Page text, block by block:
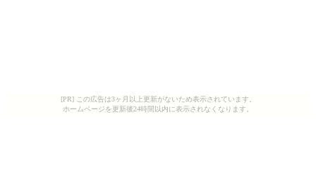
[PR] この広告は3ヶ月以上更新がないため表示されています。
ホームページを更新後24時間以内に表示されなくなります。